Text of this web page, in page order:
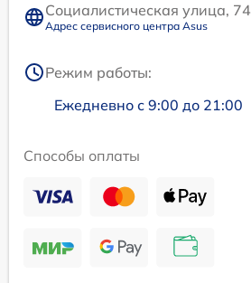
Социалистическая улица, 74
Адрес сервисного центра Asus
Режим работы:
Ежедневно с 9:00 до 21:00
Способы оплаты